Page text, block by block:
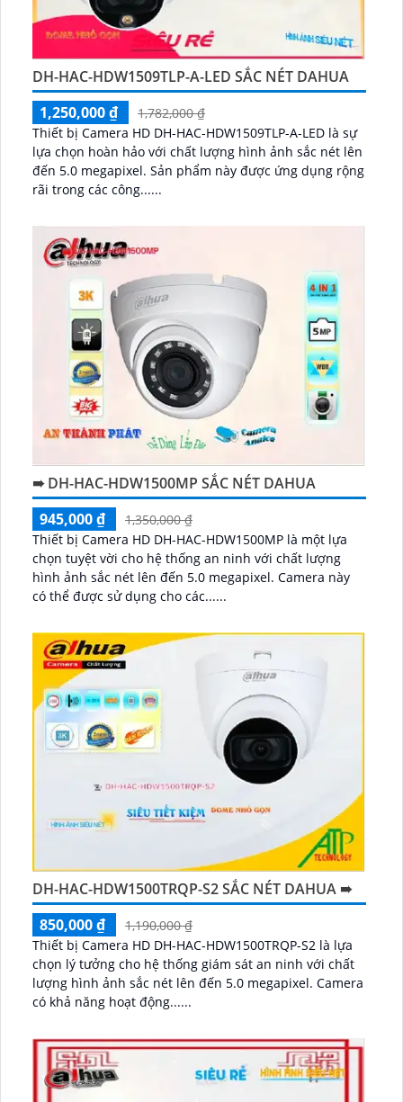
DH-HAC-HDW1509TLP-A-LED SẮC NÉT DAHUA
1,250,000 ₫
1,782,000 ₫
Thiết bị Camera HD DH-HAC-HDW1509TLP-A-LED là sự
lựa chọn hoàn hảo với chất lượng hình ảnh sắc nét lên
đến 5.0 megapixel. Sản phẩm này được ứng dụng rộng
rãi trong các công......
➠ DH-HAC-HDW1500MP SẮC NÉT DAHUA
945,000 ₫
1,350,000 ₫
Thiết bị Camera HD DH-HAC-HDW1500MP là một lựa
chọn tuyệt vời cho hệ thống an ninh với chất lượng
hình ảnh sắc nét lên đến 5.0 megapixel. Camera này
có thể được sử dụng cho các......
DH-HAC-HDW1500TRQP-S2 SẮC NÉT DAHUA ➠
850,000 ₫
1,190,000 ₫
Thiết bị Camera HD DH-HAC-HDW1500TRQP-S2 là lựa
chọn lý tưởng cho hệ thống giám sát an ninh với chất
lượng hình ảnh sắc nét lên đến 5.0 megapixel. Camera
có khả năng hoạt động......